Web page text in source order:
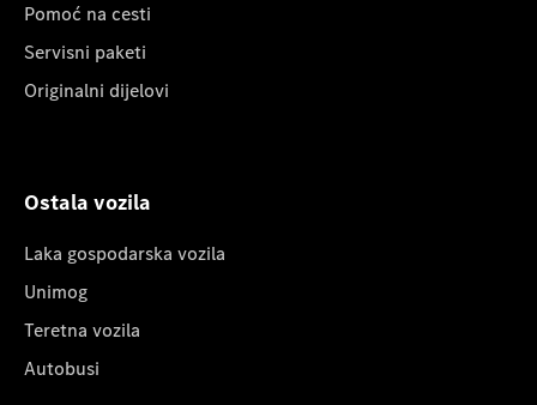
Pomoć na cesti
Servisni paketi
Originalni dijelovi
Ostala vozila
Laka gospodarska vozila
Unimog
Teretna vozila
Autobusi